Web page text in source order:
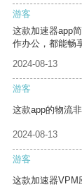
游客
这款加速器app
作办公，都能畅
2024-08-13
游客
这款app的物流
2024-08-13
游客
这款加速器VPM